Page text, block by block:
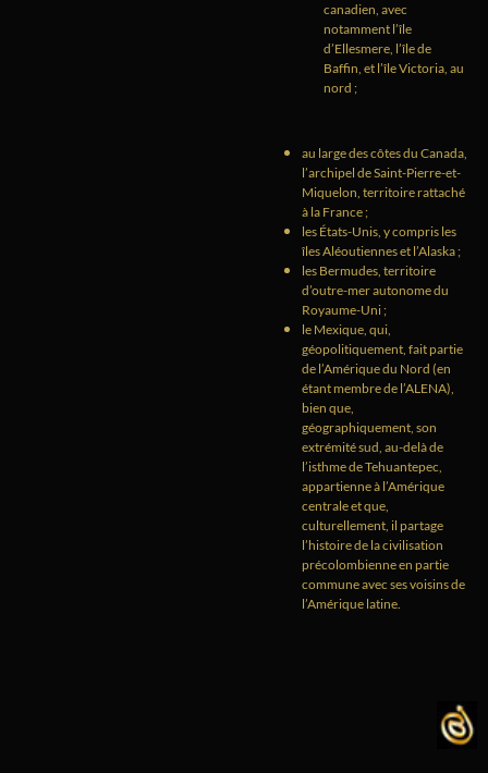
canadien, avec
notamment l’île
d’Ellesmere, l’île de
Baffin, et l’île Victoria, au
nord ;
au large des côtes du Canada,
l’archipel de Saint-Pierre-et-
Miquelon, territoire rattaché
à la France ;
les États-Unis, y compris les
îles Aléoutiennes et l’Alaska ;
les Bermudes, territoire
d’outre-mer autonome du
Royaume-Uni ;
le Mexique, qui,
géopolitiquement, fait partie
de l’Amérique du Nord (en
étant membre de l’ALENA),
bien que,
géographiquement, son
extrémité sud, au-delà de
l’isthme de Tehuantepec,
appartienne à l’Amérique
centrale et que,
culturellement, il partage
l’histoire de la civilisation
précolombienne en partie
commune avec ses voisins de
l’Amérique latine.